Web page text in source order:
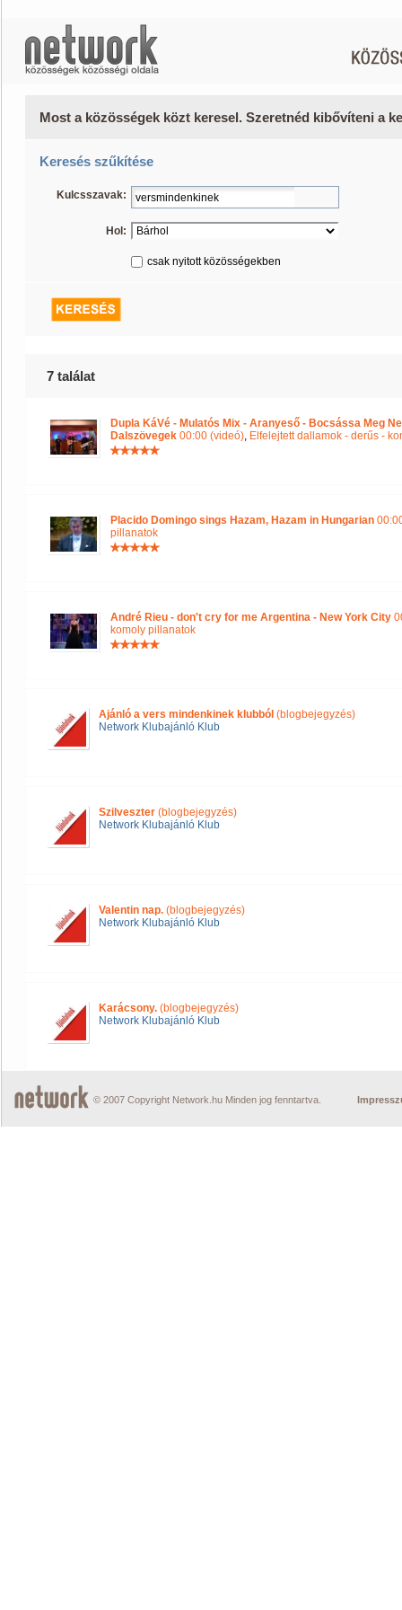
Most a közösségek közt keresel. Szeretnéd kibővíteni a
Keresés szűkítése
Kulcsszavak:
Hol:
csak nyitott közösségekben
7 találat
Dupla KáVé - Mulatós Mix - Aranyeső - Bocsássa Meg
Dalszövegek 00:00 (videó), Elfelejtett dallamok - derűs -
Placido Domingo sings Hazam, Hazam in Hungarian
pillanatok
André Rieu - don't cry for me Argentina - New York City
komoly pillanatok
Ajánló a vers mindenkinek klubból (blogbejegyzés)
Network Klubajánló Klub
Szilveszter (blogbejegyzés)
Network Klubajánló Klub
Valentin nap. (blogbejegyzés)
Network Klubajánló Klub
Karácsony. (blogbejegyzés)
Network Klubajánló Klub
© 2007 Copyright Network.hu Minden jog fenntartva.